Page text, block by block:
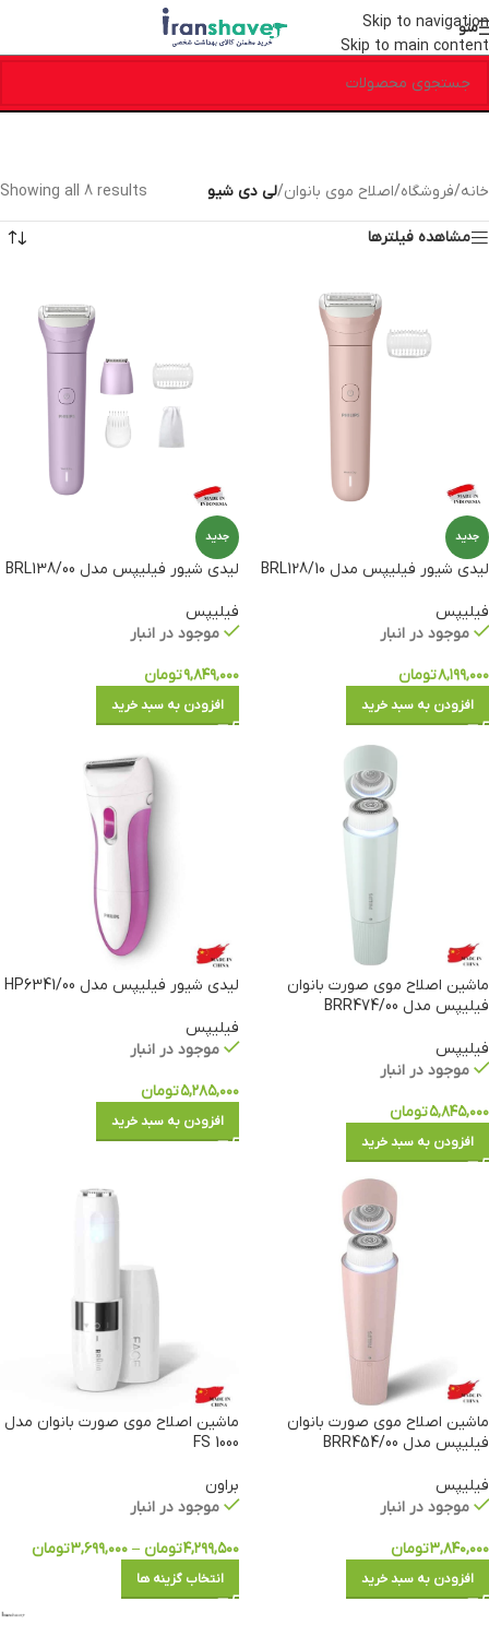
Skip to navigation
Skip to main content
منو
خانه/فروشگاه/اصلاح موی بانوان/لی دی شیو Showing all 8 results
مشاهده فیلترها
جدید
لیدی شیور فیلیپس مدل BRL128/10
فیلیپس
موجود در انبار
۸,۱۹۹,۰۰۰تومان
افزودن به سبد خرید
جدید
لیدی شیور فیلیپس مدل BRL138/00
فیلیپس
موجود در انبار
۹,۸۴۹,۰۰۰تومان
افزودن به سبد خرید
ماشین اصلاح موی صورت بانوان
فیلیپس مدل BRR474/00
فیلیپس
موجود در انبار
۵,۸۴۵,۰۰۰تومان
افزودن به سبد خرید
لیدی شیور فیلیپس مدل HP6341/00
فیلیپس
موجود در انبار
۵,۲۸۵,۰۰۰تومان
افزودن به سبد خرید
ماشین اصلاح موی صورت بانوان
فیلیپس مدل BRR454/00
فیلیپس
موجود در انبار
۳,۸۴۰,۰۰۰تومان
افزودن به سبد خرید
ماشین اصلاح موی صورت بانوان مدل
FS 1000
براون
موجود در انبار
۴,۲۹۹,۵۰۰تومان – ۳,۶۹۹,۰۰۰تومان
انتخاب گزینه ها